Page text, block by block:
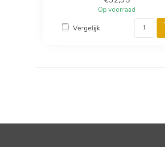
Op voorraad
Vergelijk